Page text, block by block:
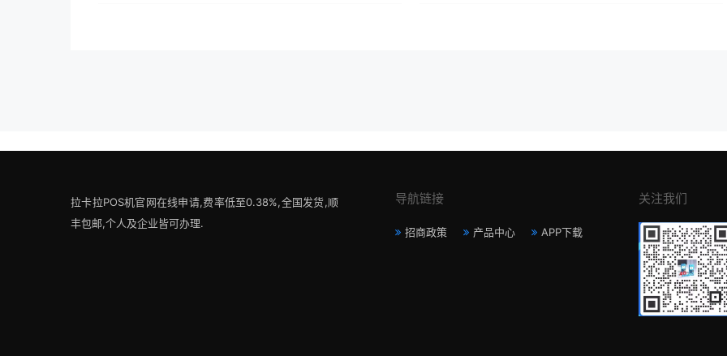
拉卡拉POS机官网在线申请,费率低至0.38%,全国发货,顺
丰包邮,个人及企业皆可办理.
导航链接
招商政策 产品中心 APP下载
关注我们